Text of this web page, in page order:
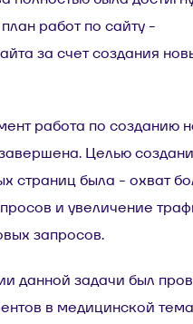
работ по сайту -
за счет создания
работа по созданию
Целью
страниц была - охват
и увеличение
запросов.
данной задачи был
в медицинской